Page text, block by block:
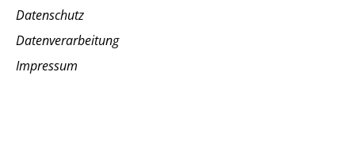
Datenschutz
Datenverarbeitung
Impressum